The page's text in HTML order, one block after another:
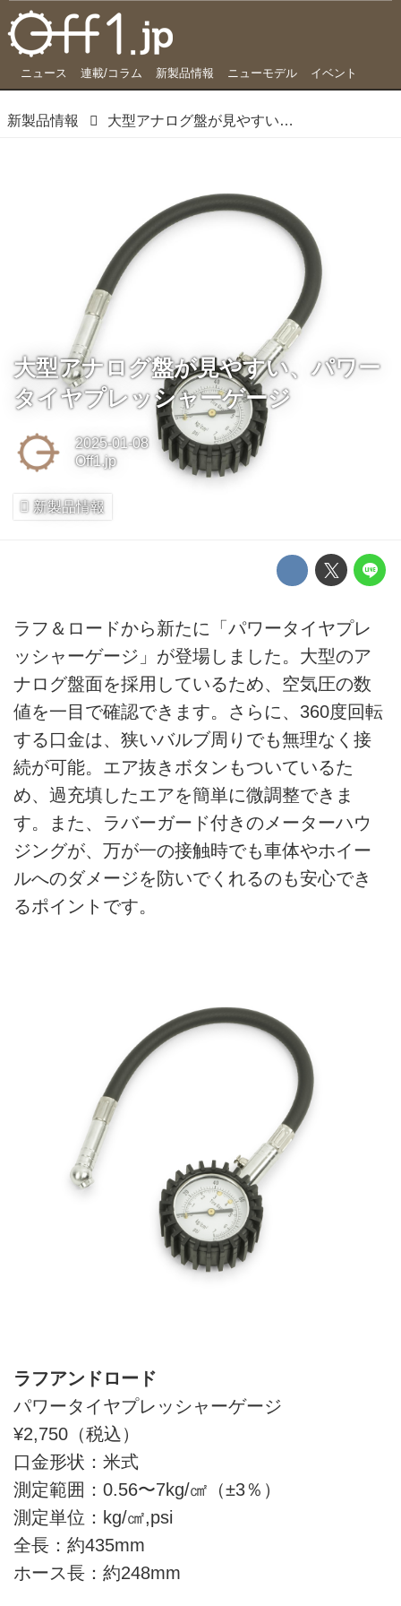
ニュース 連載/コラム 新製品情報 ニューモデル イベント
新製品情報 大型アナログ盤が見やすい、パワータイヤプレッシャーゲージ
大型アナログ盤が見やすい、パワー
タイヤプレッシャーゲージ
2025-01-08
Off1.jp
新製品情報
ラフ＆ロードから新たに「パワータイヤプレ
ッシャーゲージ」が登場しました。大型のア
ナログ盤面を採用しているため、空気圧の数
値を一目で確認できます。さらに、360度回転
する口金は、狭いバルブ周りでも無理なく接
続が可能。エア抜きボタンもついているた
め、過充填したエアを簡単に微調整できま
す。また、ラバーガード付きのメーターハウ
ジングが、万が一の接触時でも車体やホイー
ルへのダメージを防いでくれるのも安心でき
るポイントです。
ラフアンドロード
パワータイヤプレッシャーゲージ
¥2,750（税込）
口金形状：米式
測定範囲：0.56〜7kg/㎠（±3％）
測定単位：kg/㎠,psi
全長：約435mm
ホース長：約248mm